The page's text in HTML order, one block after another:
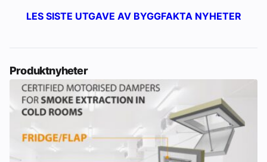
LES SISTE UTGAVE AV BYGGFAKTA NYHETER
Produktnyheter